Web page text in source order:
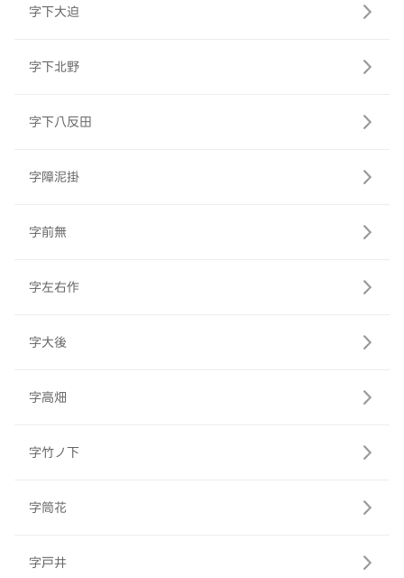
字下大迫
字下北野
字下八反田
字障泥掛
字前無
字左右作
字大後
字高畑
字竹ノ下
字筒花
字戸井